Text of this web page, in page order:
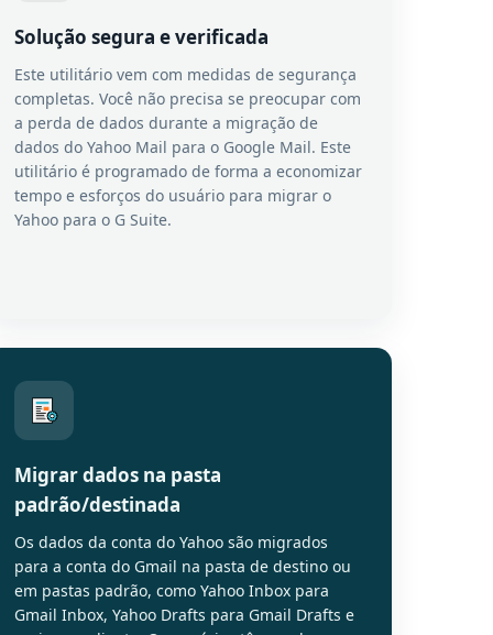
Solução segura e verificada
Este utilitário vem com medidas de segurança
completas. Você não precisa se preocupar com
a perda de dados durante a migração de
dados do Yahoo Mail para o Google Mail. Este
utilitário é programado de forma a economizar
tempo e esforços do usuário para migrar o
Yahoo para o G Suite.
Migrar dados na pasta
padrão/destinada
Os dados da conta do Yahoo são migrados
para a conta do Gmail na pasta de destino ou
em pastas padrão, como Yahoo Inbox para
Gmail Inbox, Yahoo Drafts para Gmail Drafts e